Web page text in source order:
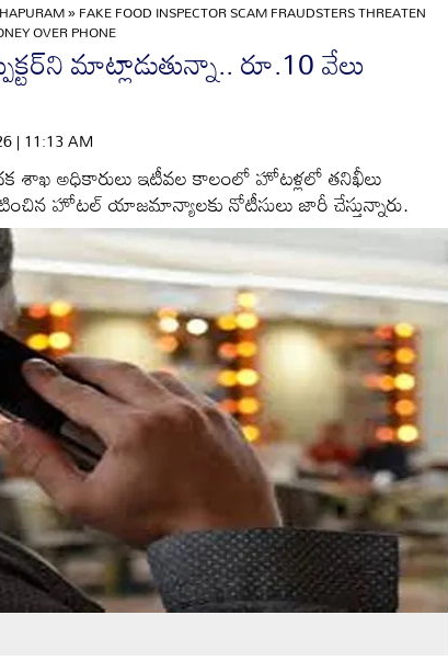
»FAKE FOOD INSPECTOR SCAM FRAUDSTERS THREATEN
OVER PHONE
మాట్లాడుతున్నా.. రూ.10 వేలు
| 11:13 AM
శాఖ అధికారులు ఇటీవల కాలంలో హోటళ్లలో తనిఖీలు
హోటల్‌ యాజమాన్యాలకు నోటీసులు జారీ చేస్తున్నారు.